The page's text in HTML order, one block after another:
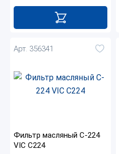
Арт. 356341
Фильтр масляный C-224
VIC C224